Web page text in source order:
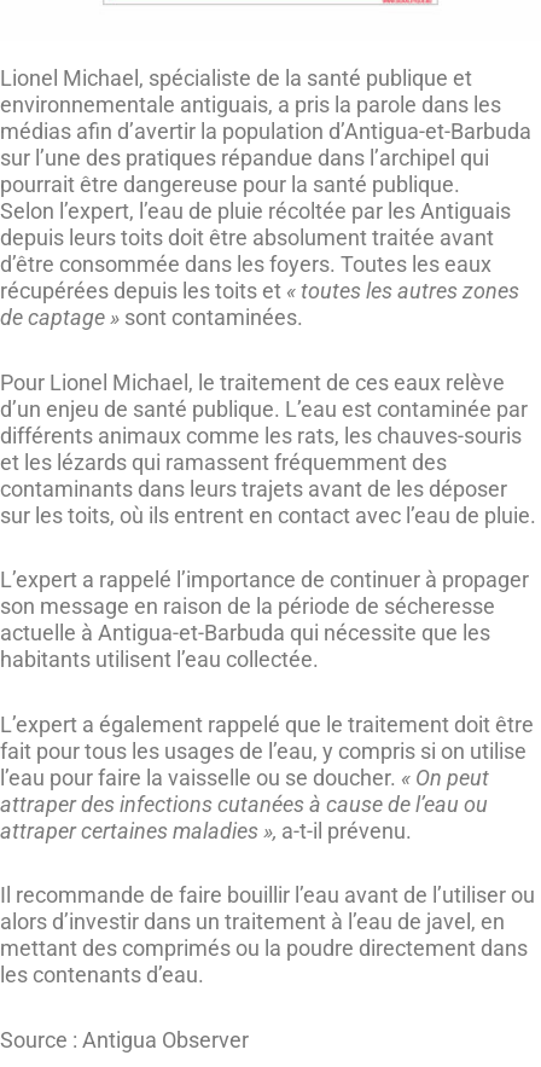
Lionel Michael, spécialiste de la santé publique et
environnementale antiguais, a pris la parole dans les
médias afin d’avertir la population d’Antigua-et-Barbuda
sur l’une des pratiques répandue dans l’archipel qui
pourrait être dangereuse pour la santé publique.
Selon l’expert, l’eau de pluie récoltée par les Antiguais
depuis leurs toits doit être absolument traitée avant
d’être consommée dans les foyers. Toutes les eaux
récupérées depuis les toits et « toutes les autres zones
de captage » sont contaminées.
Pour Lionel Michael, le traitement de ces eaux relève
d’un enjeu de santé publique. L’eau est contaminée par
différents animaux comme les rats, les chauves-souris
et les lézards qui ramassent fréquemment des
contaminants dans leurs trajets avant de les déposer
sur les toits, où ils entrent en contact avec l’eau de pluie.
L’expert a rappelé l’importance de continuer à propager
son message en raison de la période de sécheresse
actuelle à Antigua-et-Barbuda qui nécessite que les
habitants utilisent l’eau collectée.
L’expert a également rappelé que le traitement doit être
fait pour tous les usages de l’eau, y compris si on utilise
l’eau pour faire la vaisselle ou se doucher. « On peut
attraper des infections cutanées à cause de l’eau ou
attraper certaines maladies », a-t-il prévenu.
Il recommande de faire bouillir l’eau avant de l’utiliser ou
alors d’investir dans un traitement à l’eau de javel, en
mettant des comprimés ou la poudre directement dans
les contenants d’eau.
Source : Antigua Observer